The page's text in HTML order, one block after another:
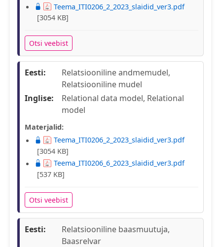
Teema_ITI0206_2_2023_slaidid_ver3.pdf
[3054 KB]
Otsi veebist
Eesti:
Relatsiooniline andmemudel,
Relatsiooniline mudel
Inglise:
Relational data model, Relational
model
Materjalid:
Teema_ITI0206_2_2023_slaidid_ver3.pdf
[3054 KB]
Teema_ITI0206_6_2023_slaidid_ver3.pdf
[537 KB]
Otsi veebist
Eesti:
Relatsiooniline baasmuutuja,
Baasrelvar